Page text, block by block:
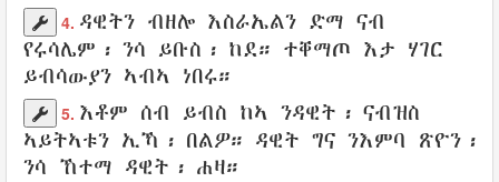
4. ዳዊትን ብዘሎ እስራኤልን ድማ ናብ
የሩሳሌም ፡ ንሳ ይቡስ ፡ ከደ። ተቐማጦ እታ ሃገር
ይብሳውያን ኣብኣ ነበሩ።
5. እቶም ሰብ ይብስ ከኣ ንዳዊት ፡ ናብዝስ
ኣይትኣቱን ኢኻ፡ በልዎ። ዳዊት ግና ንእምባ ጽዮን ፡
ንሳ ኸተማ ዳዊት፡ ሐዛ።